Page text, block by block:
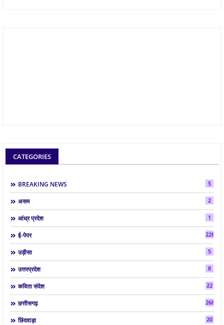
CATEGORIES
BREAKING NEWS 5
असम 2
आंध्र प्रदेश 1
ई-पेपर 2286
उड़ीसा 5
उत्तरप्रदेश 8
कविता संदेश 22
छत्तीसगढ़ 268
छिंदवाड़ा 20